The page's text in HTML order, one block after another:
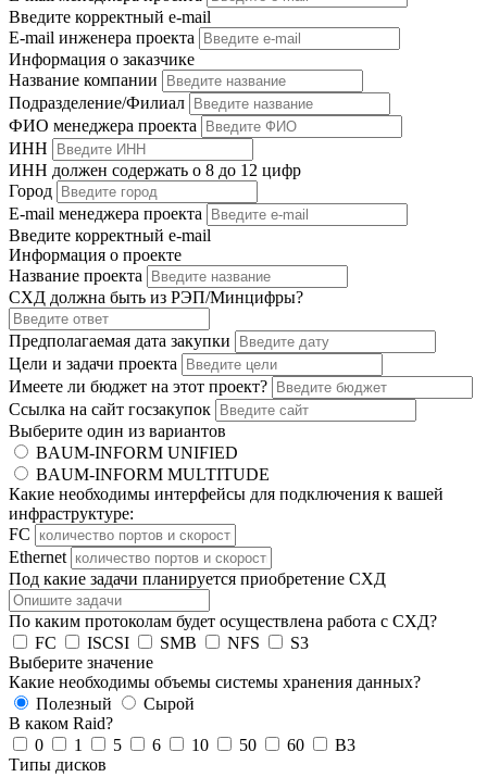
Введите корректный e-mail
E-mail инженера проекта
Информация о заказчике
Название компании
Подразделение/Филиал
ФИО менеджера проекта
ИНН
ИНН должен содержать о 8 до 12 цифр
Город
E-mail менеджера проекта
Введите корректный e-mail
Информация о проекте
Название проекта
СХД должна быть из РЭП/Минцифры?
Предполагаемая дата закупки
Цели и задачи проекта
Имеете ли бюджет на этот проект?
Ссылка на сайт госзакупок
Выберите один из вариантов
BAUM-INFORM UNIFIED
BAUM-INFORM MULTITUDE
Какие необходимы интерфейсы для подключения к вашей
инфраструктуре:
FC
Ethernet
Под какие задачи планируется приобретение СХД
По каким протоколам будет осуществлена работа с СХД?
FC
ISCSI SMB NFS
S3
Выберите значение
Какие необходимы объемы системы хранения данных?
Полезный
Сырой
В каком Raid?
0
1 5 6 10 50 60
B3
Типы дисков